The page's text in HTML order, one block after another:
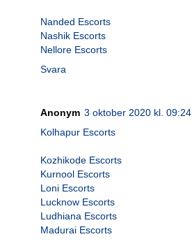
Nanded Escorts
Nashik Escorts
Nellore Escorts
Svara
Anonym 3 oktober 2020 kl. 09:24
Kolhapur Escorts
Kozhikode Escorts
Kurnool Escorts
Loni Escorts
Lucknow Escorts
Ludhiana Escorts
Madurai Escorts